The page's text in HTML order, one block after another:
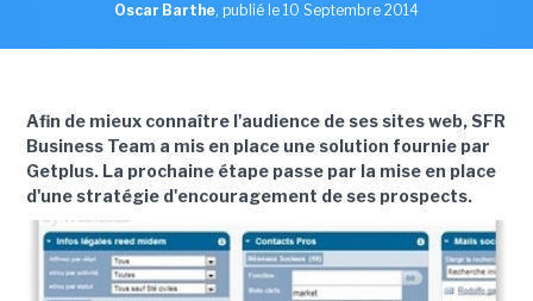
Oscar Barthe, publié le 10 Septembre 2014
Afin de mieux connaître l'audience de ses sites web, SFR
Business Team a mis en place une solution fournie par
Getplus. La prochaine étape passe par la mise en place
d'une stratégie d'encouragement de ses prospects.